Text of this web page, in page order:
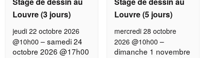
Louvre (3 jours)
jeudi 22 octobre 2026
@10h00 –samedi 24
octobre 2026 @17h00
Louvre (5 jours)
mercredi 28 octobre
2026 @10h00 –
dimanche 1 novembre